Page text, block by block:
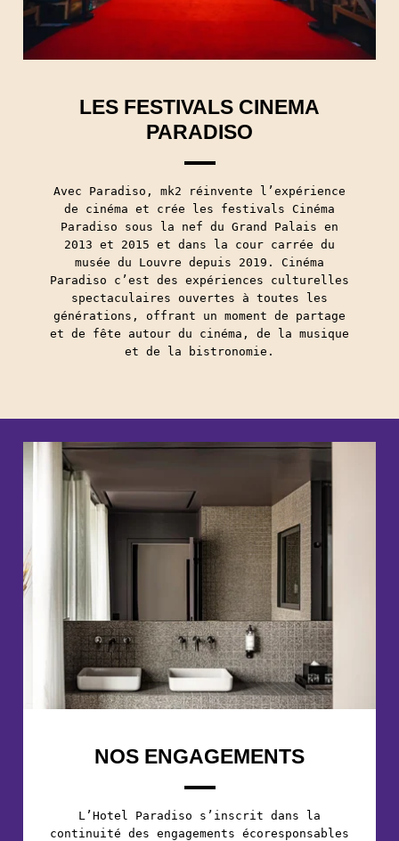
LES FESTIVALS CINEMA
PARADISO
Avec Paradiso, mk2 réinvente l’expérience
de cinéma et crée les festivals Cinéma
Paradiso sous la nef du Grand Palais en
2013 et 2015 et dans la cour carrée du
musée du Louvre depuis 2019. Cinéma
Paradiso c’est des expériences culturelles
spectaculaires ouvertes à toutes les
générations, offrant un moment de partage
et de fête autour du cinéma, de la musique
et de la bistronomie.
NOS ENGAGEMENTS
L’Hotel Paradiso s’inscrit dans la
continuité des engagements écoresponsables